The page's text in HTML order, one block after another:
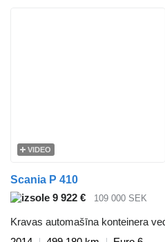
VIDEO
Scania P 410
9 922 €
109 000 SEK
Kravas automašīna konteinera